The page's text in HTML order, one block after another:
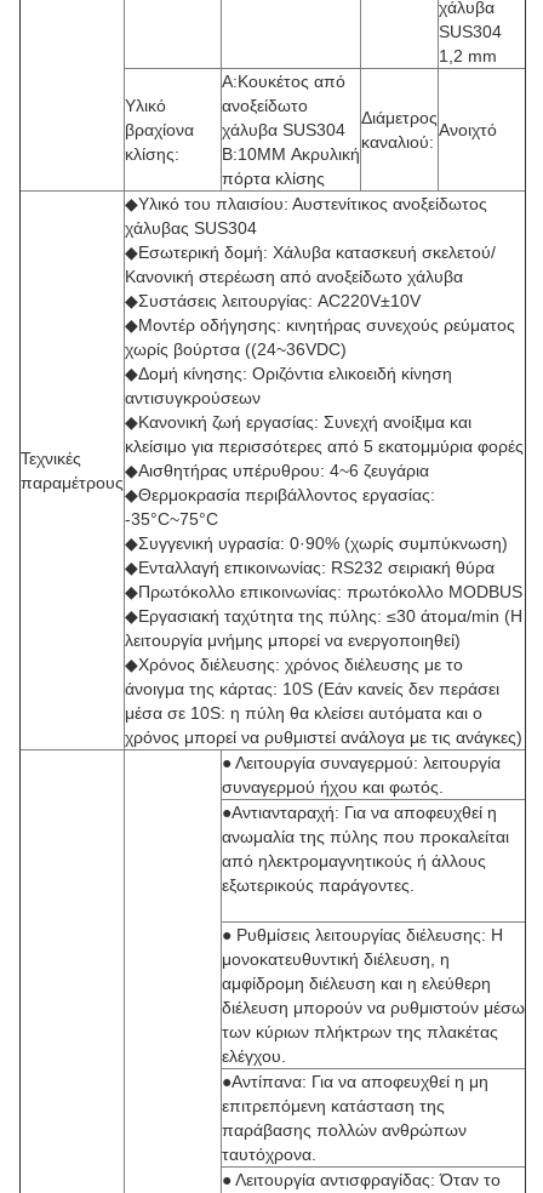
χάλυβα
SUS304
1,2 mm
Υλικό
βραχίονα
κλίσης:
Α:Κουκέτος από
ανοξείδωτο
χάλυβα SUS304
B:10MM Ακρυλική
πόρτα κλίσης
Διάμετρος
καναλιού:
Ανοιχτό
Τεχνικές
παραμέτρους
◆Υλικό του πλαισίου: Αυστενίτικος ανοξείδωτος
χάλυβας SUS304
◆Εσωτερική δομή: Χάλυβα κατασκευή σκελετού/
Κανονική στερέωση από ανοξείδωτο χάλυβα
◆Συστάσεις λειτουργίας: AC220V±10V
◆Μοντέρ οδήγησης: κινητήρας συνεχούς ρεύματος
χωρίς βούρτσα ((24~36VDC)
◆Δομή κίνησης: Οριζόντια ελικοειδή κίνηση
αντισυγκρούσεων
◆Κανονική ζωή εργασίας: Συνεχή ανοίξιμα και
κλείσιμο για περισσότερες από 5 εκατομμύρια φορές
◆Αισθητήρας υπέρυθρου: 4~6 ζευγάρια
◆Θερμοκρασία περιβάλλοντος εργασίας:
-35°C~75°C
◆Συγγενική υγρασία: 0·90% (χωρίς συμπύκνωση)
◆Ενταλλαγή επικοινωνίας: RS232 σειριακή θύρα
◆Πρωτόκολλο επικοινωνίας: πρωτόκολλο MODBUS
◆Εργασιακή ταχύτητα της πύλης: ≤30 άτομα/min (Η
λειτουργία μνήμης μπορεί να ενεργοποιηθεί)
◆Χρόνος διέλευσης: χρόνος διέλευσης με το
άνοιγμα της κάρτας: 10S (Εάν κανείς δεν περάσει
μέσα σε 10S: η πύλη θα κλείσει αυτόματα και ο
χρόνος μπορεί να ρυθμιστεί ανάλογα με τις ανάγκες)
● Λειτουργία συναγερμού: λειτουργία
συναγερμού ήχου και φωτός.
●Αντιανταραχή: Για να αποφευχθεί η
ανωμαλία της πύλης που προκαλείται
από ηλεκτρομαγνητικούς ή άλλους
εξωτερικούς παράγοντες.
● Ρυθμίσεις λειτουργίας διέλευσης: Η
μονοκατευθυντική διέλευση, η
αμφίδρομη διέλευση και η ελεύθερη
διέλευση μπορούν να ρυθμιστούν μέσω
των κύριων πλήκτρων της πλακέτας
ελέγχου.
●Αντίπανα: Για να αποφευχθεί η μη
επιτρεπόμενη κατάσταση της
παράβασης πολλών ανθρώπων
ταυτόχρονα.
● Λειτουργία αντισφραγίδας: Όταν το